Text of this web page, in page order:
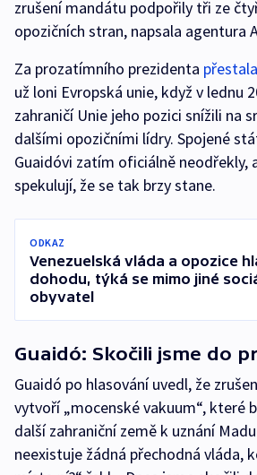
zrušení mandátu podpořily tři ze
opozičních stran, napsala agentura
Za prozatímního prezidenta
už loni Evropská unie, když v lednu
zahraničí Unie jeho pozici snížili na
dalšími opozičními lídry. Spojené
Guaidóvi zatím oficiálně neodřekly,
spekulují, že se tak brzy stane.
ODKAZ
Venezuelská vláda a opozice
dohodu, týká se mimo jiné
obyvatel
Guaidó: Skočili jsme do
Guaidó po hlasování uvedl, že
vytvoří „mocenské vakuum“, které
další zahraniční země k uznání
neexistuje žádná přechodná vláda,